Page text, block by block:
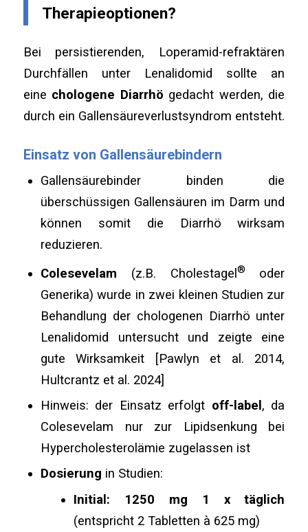
Therapieoptionen?
Bei persistierenden, Loperamid-refraktären
Durchfällen unter Lenalidomid sollte an
eine chologene Diarrhö gedacht werden, die
durch ein Gallensäureverlustsyndrom entsteht.
Einsatz von Gallensäurebindern
Gallensäurebinder binden die
überschüssigen Gallensäuren im Darm und
können somit die Diarrhö wirksam
reduzieren.
Colesevelam (z.B. Cholestagel®
oder
Generika)wurde in zwei kleinen Studien zur
Behandlung der chologenen Diarrhö unter
Lenalidomid untersucht und zeigte eine
gute Wirksamkeit [Pawlyn et al. 2014,
Hultcrantz et al. 2024]
Hinweis: der Einsatz erfolgt off-label, da
Colesevelam nur zur Lipidsenkung bei
Hypercholesterolämie zugelassen ist
Dosierung in Studien:
Initial: 1250 mg 1 x täglich
(entspricht 2 Tabletten à 625 mg)